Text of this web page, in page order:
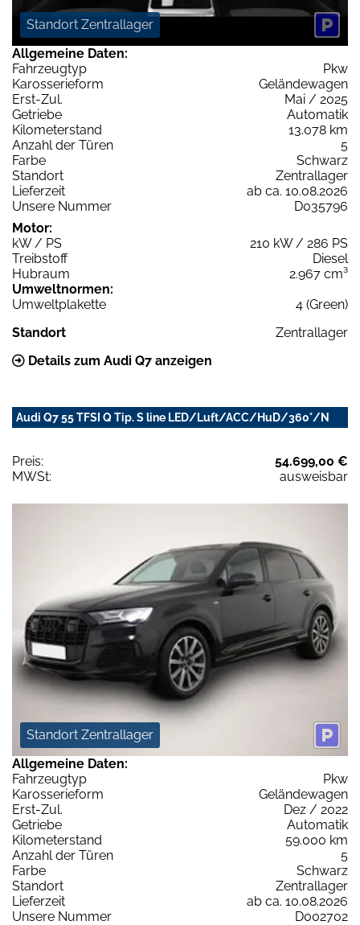
Standort Zentrallager
Allgemeine Daten:
Fahrzeugtyp
Pkw
Karosserieform
Geländewagen
Erst-Zul.
Mai / 2025
Getriebe
Automatik
Kilometerstand
13.078 km
Anzahl der Türen
5
Farbe
Schwarz
Standort
Zentrallager
Lieferzeit
ab ca. 10.08.2026
Unsere Nummer
D035796
Motor:
kW / PS
210 kW / 286 PS
Treibstoff
Diesel
Hubraum
2.967 cm³
Umweltnormen:
Umweltplakette
4 (Green)
Standort
Zentrallager
Details zum Audi Q7 anzeigen
Audi Q7 55 TFSI Q Tip. S line LED/Luft/ACC/HuD/360°/N
Preis:
54.699,00 €
MWSt:
ausweisbar
Standort Zentrallager
Allgemeine Daten:
Fahrzeugtyp
Pkw
Karosserieform
Geländewagen
Erst-Zul.
Dez / 2022
Getriebe
Automatik
Kilometerstand
59.000 km
Anzahl der Türen
5
Farbe
Schwarz
Standort
Zentrallager
Lieferzeit
ab ca. 10.08.2026
Unsere Nummer
D002702